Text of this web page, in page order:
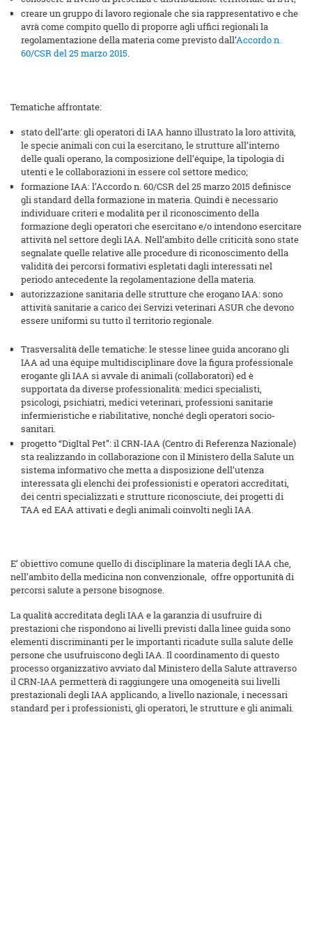
creare un gruppo di lavoro regionale che sia rappresentativo e che
avrà come compito quello di proporre agli uffici regionali la
regolamentazione della materia come previsto dall’Accordo n.
60/CSR del 25 marzo 2015.
Tematiche affrontate:
stato dell’arte: gli operatori di IAA hanno illustrato la loro attività,
le specie animali con cui la esercitano, le strutture all’interno
delle quali operano, la composizione dell’équipe, la tipologia di
utenti e le collaborazioni in essere col settore medico;
formazione IAA: l’Accordo n. 60/CSR del 25 marzo 2015 definisce
gli standard della formazione in materia. Quindi è necessario
individuare criteri e modalità per il riconoscimento della
formazione degli operatori che esercitano e/o intendono esercitare
attività nel settore degli IAA. Nell’ambito delle criticità sono state
segnalate quelle relative alle procedure di riconoscimento della
validità dei percorsi formativi espletati dagli interessati nel
periodo antecedente la regolamentazione della materia.
autorizzazione sanitaria delle strutture che erogano IAA: sono
attività sanitarie a carico dei Servizi veterinari ASUR che devono
essere uniformi su tutto il territorio regionale.
Trasversalità delle tematiche: le stesse linee guida ancorano gli
IAA ad una équipe multidisciplinare dove la figura professionale
erogante gli IAA si avvale di animali (collaboratori) ed è
supportata da diverse professionalità: medici specialisti,
psicologi, psichiatri, medici veterinari, professioni sanitarie
infermieristiche e riabilitative, nonché degli operatori socio-
sanitari.
progetto “DigItal Pet”: il CRN-IAA (Centro di Referenza Nazionale)
sta realizzando in collaborazione con il Ministero della Salute un
sistema informativo che metta a disposizione dell’utenza
interessata gli elenchi dei professionisti e operatori accreditati,
dei centri specializzati e strutture riconosciute, dei progetti di
TAA ed EAA attivati e degli animali coinvolti negli IAA.
E’ obiettivo comune quello di disciplinare la materia degli IAA che,
nell’ambito della medicina non convenzionale, offre opportunità di
percorsi salute a persone bisognose.
La qualità accreditata degli IAA e la garanzia di usufruire di
prestazioni che rispondono ai livelli previsti dalla linee guida sono
elementi discriminanti per le importanti ricadute sulla salute delle
persone che usufruiscono degli IAA. Il coordinamento di questo
processo organizzativo avviato dal Ministero della Salute attraverso
il CRN-IAA permetterà di raggiungere una omogeneità sui livelli
prestazionali degli IAA applicando, a livello nazionale, i necessari
standard per i professionisti, gli operatori, le strutture e gli animali.